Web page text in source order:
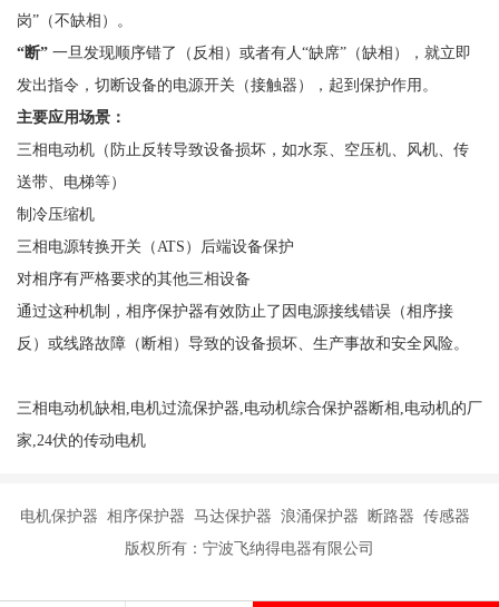
岗”（不缺相）。
“断” 一旦发现顺序错了（反相）或者有人“缺席”（缺相），就立即
发出指令，切断设备的电源开关（接触器），起到保护作用。
主要应用场景：
三相电动机（防止反转导致设备损坏，如水泵、空压机、风机、传
送带、电梯等）
制冷压缩机
三相电源转换开关（ATS）后端设备保护
对相序有严格要求的其他三相设备
通过这种机制，相序保护器有效防止了因电源接线错误（相序接
反）或线路故障（断相）导致的设备损坏、生产事故和安全风险。
三相电动机缺相,电机过流保护器,电动机综合保护器断相,电动机的厂
家,24伏的传动电机
电机保护器 相序保护器 马达保护器 浪涌保护器 断路器 传感器
版权所有：宁波飞纳得电器有限公司